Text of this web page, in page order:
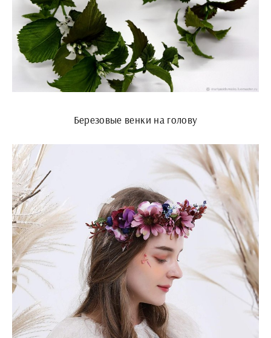
Березовые венки на голову